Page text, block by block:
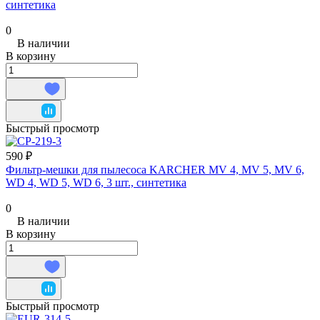
синтетика
0
В наличии
В корзину
Быстрый просмотр
590 ₽
Фильтр-мешки для пылесоса KARCHER MV 4, MV 5, MV 6,
WD 4, WD 5, WD 6, 3 шт., синтетика
0
В наличии
В корзину
Быстрый просмотр